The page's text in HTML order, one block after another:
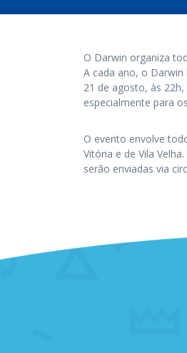
O Darwin organiza
A cada ano, o
21 de agosto, às 22h,
especialmente para
O evento envolve
Vitória e de Vila
serão enviadas via